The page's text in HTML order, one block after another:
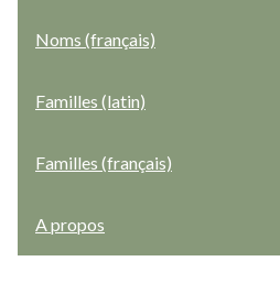
Noms (français)
Familles (latin)
Familles (français)
A propos